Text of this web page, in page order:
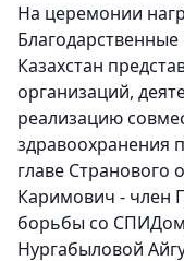
На церемонии
Казахстан
организаций,
реализацию
здравоохранения
главе Странового
Каримович - член
борьбы со
Нургабыловой